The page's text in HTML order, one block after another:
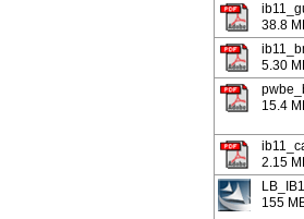
38.8
5.30
15.4
2.15
155